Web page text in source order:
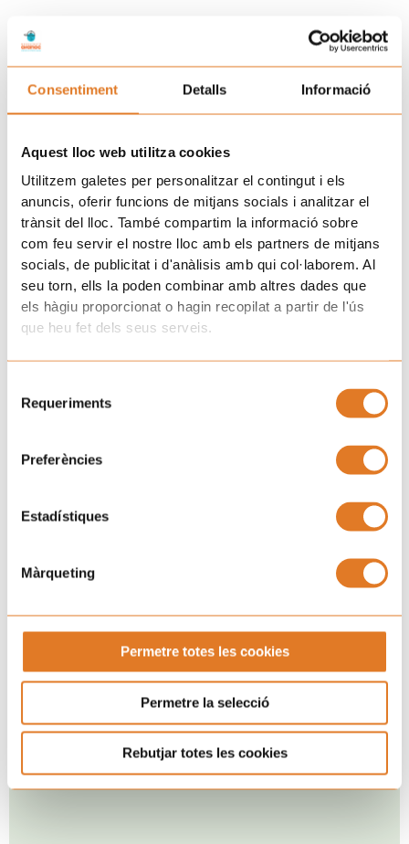
Consentiment Detalls Informació
Aquest lloc web utilitza cookies
Utilitzem galetes per personalitzar el contingut i els
anuncis, oferir funcions de mitjans socials i analitzar el
trànsit del lloc. També compartim la informació sobre
com feu servir el nostre lloc amb els partners de mitjans
socials, de publicitat i d'anàlisis amb qui col·laborem. Al
seu torn, ells la poden combinar amb altres dades que
els hàgiu proporcionat o hagin recopilat a partir de l'ús
que heu fet dels seus serveis.
Requeriments
Preferències
Estadístiques
Màrqueting
Permetre totes les cookies
Permetre la selecció
Rebutjar totes les cookies
delegada Pilar Díaz.
Prev
ANTERIOR
‘RockpelsXuklis’: més d’una dècada fent vibrar la solidaritat a través de la música
SEGÜENT
El marxandatge solidari: un petit gest que acompanya
Uneix-te a la família d'Afanoc